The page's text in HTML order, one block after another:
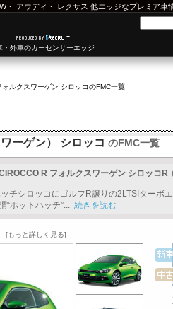
・ アウディ ・ レクサス 他エッジなプレミア車
外車のカーセンサーエッジ
ォルクスワーゲン シロッコのFMC一覧
ーゲン） シロッコ のFMC一覧
R フォルクスワーゲン シロッコR
チシロッコにゴルフR譲りの2LTSIターボ
“ホットハッチ”... 続きを読む
[もっと詳しく見る]